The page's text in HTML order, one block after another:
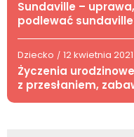
Sundaville –
podlewać
Dziecko / 12 kwietnia 2021
Życzenia
z przesłaniem,